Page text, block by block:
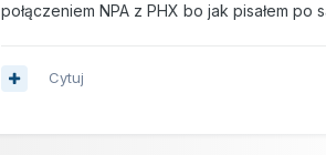
połączeniem NPA z PHX bo jak pisałem
Cytuj